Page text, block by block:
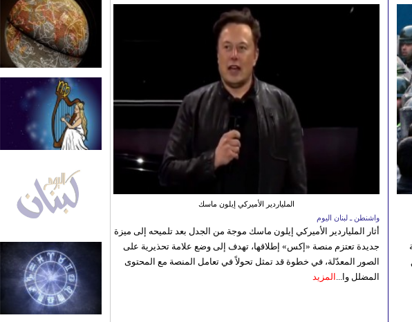
الملياردير الأميركي إيلون ماسك
واشنطن ـ لبنان اليوم
أثار الملياردير الأميركي إيلون ماسك موجة من الجدل بعد تلميحه إلى ميزة
جديدة تعتزم منصة «إكس» إطلاقها، تهدف إلى وضع علامة تحذيرية على
الصور المعدّلة، في خطوة قد تمثل تحولاً في تعامل المنصة مع المحتوى
المضلل وا... المزيد